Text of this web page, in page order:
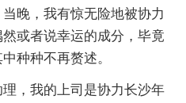
晚，我有惊无险地被协力
或者说幸运的成分，毕竟
种种不再赘述。
，我的上司是协力长沙年